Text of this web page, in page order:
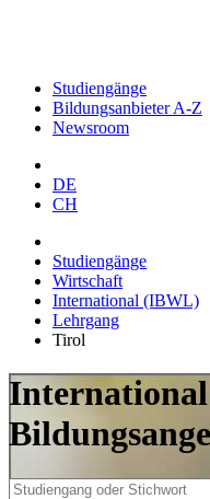
Studiengänge
Bildungsanbieter A-Z
Newsroom
DE
CH
Studiengänge
Wirtschaft
International (IBWL)
Lehrgang
Tirol